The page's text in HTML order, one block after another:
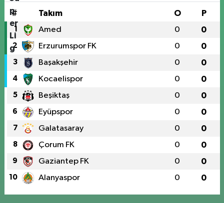
# Takım O P
1 Amed 0 0
2 Erzurumspor FK 0 0
3 Başakşehir 0 0
4 Kocaelispor 0 0
5 Beşiktaş 0 0
6 Eyüpspor 0 0
7 Galatasaray 0 0
8 Çorum FK 0 0
9 Gaziantep FK 0 0
10 Alanyaspor 0 0